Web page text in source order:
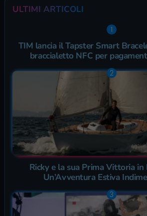
ULTIMI ARTICOLI
TIM lancia il Tapster Smart
braccialetto NFC per
Ricky e la sua Prima Vittoria in
Un’Avventura Estiva